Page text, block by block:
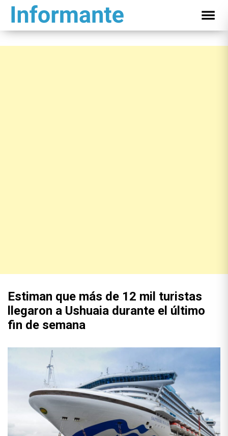
Estiman que más de 12 mil turistas
llegaron a Ushuaia durante el último
fin de semana